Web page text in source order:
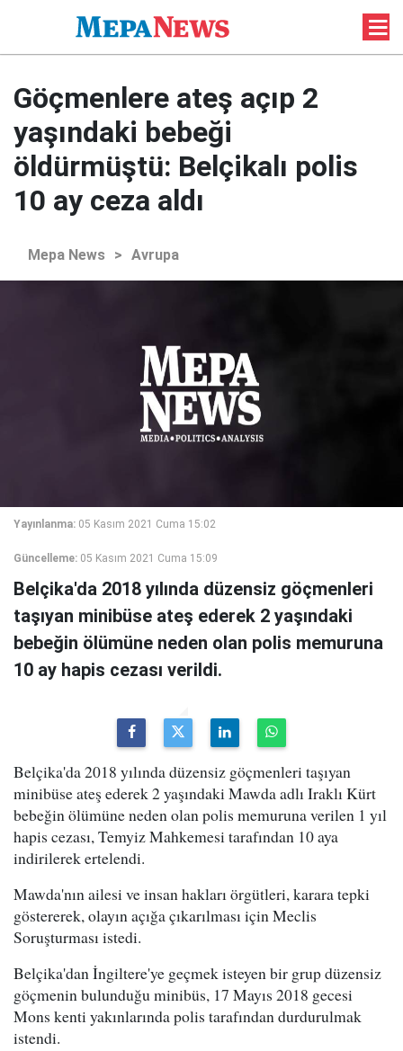
Göçmenlere ateş açıp 2
yaşındaki bebeği
öldürmüştü: Belçikalı polis
10 ay ceza aldı
Mepa News > Avrupa
Yayınlanma: 05 Kasım 2021 Cuma 15:02
Güncelleme: 05 Kasım 2021 Cuma 15:09
Belçika'da 2018 yılında düzensiz göçmenleri
taşıyan minibüse ateş ederek 2 yaşındaki
bebeğin ölümüne neden olan polis memuruna
10 ay hapis cezası verildi.
Belçika'da 2018 yılında düzensiz göçmenleri taşıyan
minibüse ateş ederek 2 yaşındaki Mawda adlı Iraklı Kürt
bebeğin ölümüne neden olan polis memuruna verilen 1 yıl
hapis cezası, Temyiz Mahkemesi tarafından 10 aya
indirilerek ertelendi.
Mawda'nın ailesi ve insan hakları örgütleri, karara tepki
göstererek, olayın açığa çıkarılması için Meclis
Soruşturması istedi.
Belçika'dan İngiltere'ye geçmek isteyen bir grup düzensiz
göçmenin bulunduğu minibüs, 17 Mayıs 2018 gecesi
Mons kenti yakınlarında polis tarafından durdurulmak
istendi.